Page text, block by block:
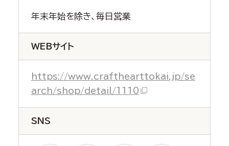
年末年始を除き、毎日営業
WEBサイト
https://www.crafthearttokai.jp/se
arch/shop/detail/1110
SNS